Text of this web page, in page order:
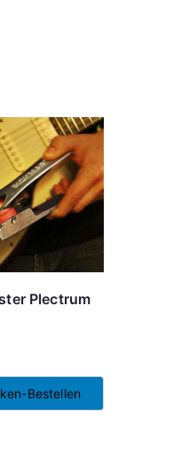
Plectrum
Bestellen